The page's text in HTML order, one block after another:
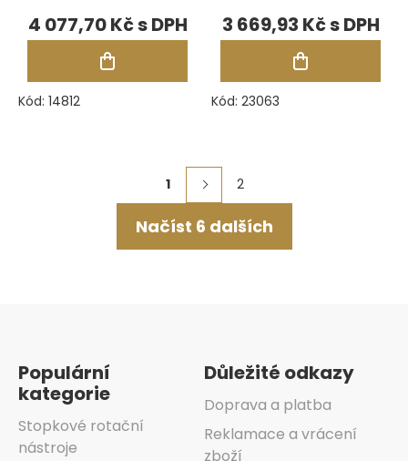
4 077,70 Kč
Kód: 14812
VÝSTAVNÍ KUS
3 669,93 Kč
Kód: 23063
Ovládací
prvky
výpisu
Načíst 6 dalších
Stránkování
1 2
Populární
kategorie
Stopkové rotační
nástroje
Důležité odkazy
Doprava a platba
Reklamace a vrácení
zboží